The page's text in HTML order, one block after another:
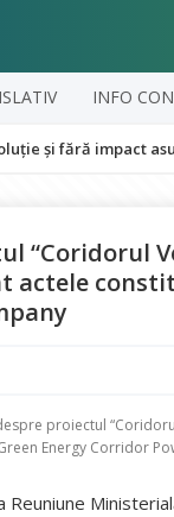
INFO
asupra
“Coridorul
actele
proiectul
Energy Corridor